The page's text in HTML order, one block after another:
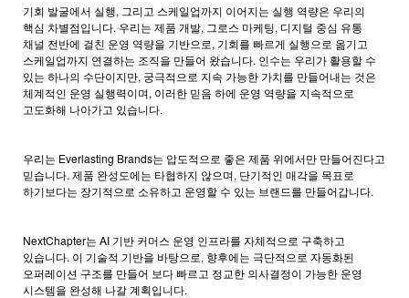
기회 발굴에서 실행, 그리고 스케일업까지 이어지는 실행 역량은 우리의
핵심 차별점입니다. 우리는 제품 개발, 그로스 마케팅, 디지털 중심 유통
채널 전반에 걸친 운영 역량을 기반으로, 기회를 빠르게 실행으로 옮기고
스케일업까지 연결하는 조직을 만들어 왔습니다. 인수는 우리가 활용할 수
있는 하나의 수단이지만, 궁극적으로 지속 가능한 가치를 만들어내는 것은
체계적인 운영 실행력이며, 이러한 믿음 하에 운영 역량을 지속적으로
고도화해 나아가고 있습니다.
우리는 Everlasting Brands는 압도적으로 좋은 제품 위에서만 만들어진다고
믿습니다. 제품 완성도에는 타협하지 않으며, 단기적인 매각을 목표로
하기보다는 장기적으로 소유하고 운영할 수 있는 브랜드를 만들어갑니다.
NextChapter는 AI 기반 커머스 운영 인프라를 자체적으로 구축하고
있습니다. 이 기술적 기반을 바탕으로, 향후에는 극단적으로 자동화된
오퍼레이션 구조를 만들어 보다 빠르고 정교한 의사결정이 가능한 운영
시스템을 완성해 나갈 계획입니다.